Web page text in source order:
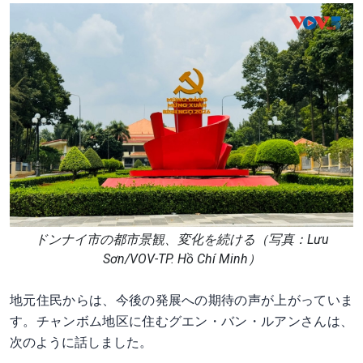
ドンナイ市の都市景観、変化を続ける（写真：Lưu
Sơn/VOV-TP. Hồ Chí Minh）
地元住民からは、今後の発展への期待の声が上がっていま
す。チャンボム地区に住むグエン・バン・ルアンさんは、
次のように話しました。